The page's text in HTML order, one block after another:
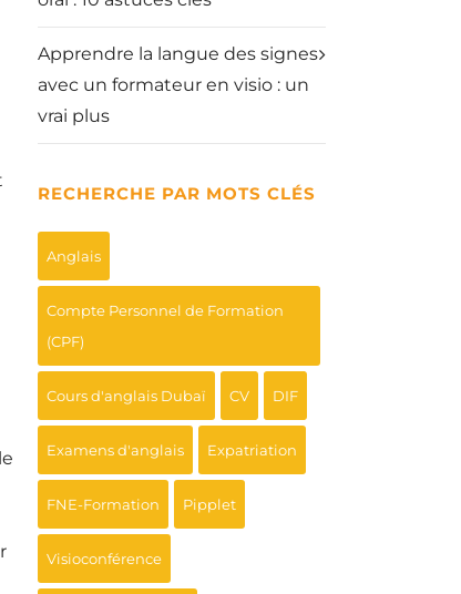
Apprendre la langue des signes
avec un formateur en visio : un
vrai plus
RECHERCHE PAR MOTS CLÉS
Anglais
Compte Personnel de Formation
(CPF)
Cours d'anglais Dubaï CV DIF
Examens d'anglais Expatriation
FNE-Formation Pipplet
Visioconférence